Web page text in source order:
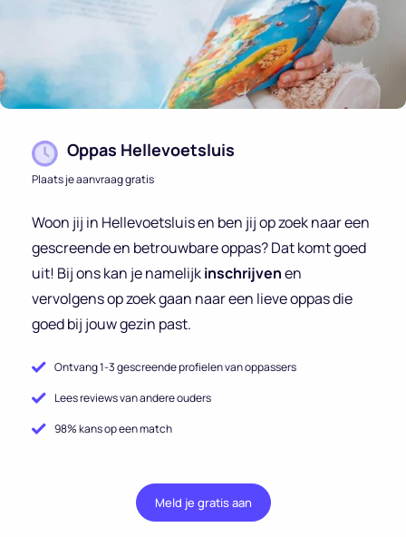
Oppas Hellevoetsluis
Plaats je aanvraag gratis
Woon jij in Hellevoetsluis en ben jij op zoek naar een
gescreende en betrouwbare oppas? Dat komt goed
uit! Bij ons kan je namelijkinschrijvenen
vervolgens op zoek gaan naar een lieve oppas die
goed bij jouw gezin past.
Ontvang 1-3 gescreende profielen van oppassers
Lees reviews van andere ouders
98% kans op een match
Meld je gratis aan